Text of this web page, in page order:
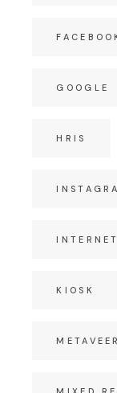
GOOGLE
HRIS
KIOSK